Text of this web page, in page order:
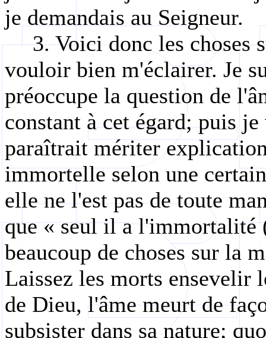
je demandais au Seigneur.
3. Voici donc les choses
vouloir bien m'éclairer. Je
préoccupe la question de
constant à cet égard; puis
paraîtrait mériter
immortelle selon une
elle ne l'est pas de toute
que « seul il a
beaucoup de choses sur la
Laissez les morts ensevelir
de Dieu, l'âme meurt de
subsister dans sa nature;